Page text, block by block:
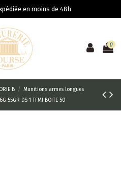
en moins de 48h
0
B
Munitions armes longues
55GR DS-1 TFMJ BOITE 50